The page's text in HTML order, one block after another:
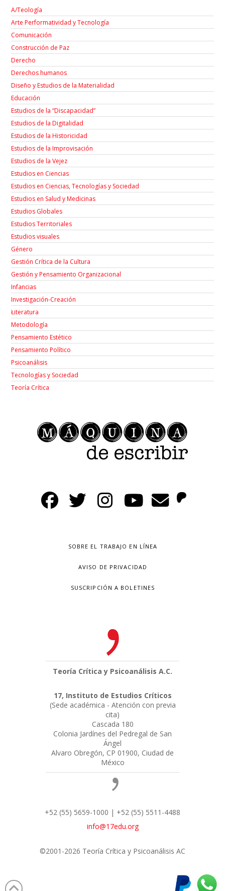
A/Teología
Arte Performatividad y Tecnología
Comunicación
Construcción de Paz
Derecho
Derechos humanos
Diseño y Estudios de la Materialidad
Educación
Estudios de la “Discapacidad”
Estudios de la Digitalidad
Estudios de la Historicidad
Estudios de la Improvisación
Estudios de la Vejez
Estudios en Ciencias
Estudios en Ciencias, Tecnologías y Sociedad
Estudios en Salud y Medicinas
Estudios Globales
Estudios Territoriales
Estudios visuales
Género
Gestión Crítica de la Cultura
Gestión y Pensamiento Organizacional
Infancias
Investigación-Creación
Łiteratura
Metodología
Pensamiento Estético
Pensamiento Político
Psicoanálisis
Tecnologías y Sociedad
Teoría Crítica
SOBRE EL TRABAJO EN LÍNEA
AVISO DE PRIVACIDAD
SUSCRIPCIÓN A BOLETINES
Teoría Crítica y Psicoanálisis A.C.
17, Instituto de Estudios Críticos
(Sede académica - Atención con previa
cita)
Cascada 180
Colonia Jardínes del Pedregal de San
Ángel
Alvaro Obregón, CP 01900, Ciudad de
México
+52 (55) 5659-1000 | +52 (55) 5511-4488
info@17edu.org
©2001-2026 Teoría Crítica y Psicoanálisis AC